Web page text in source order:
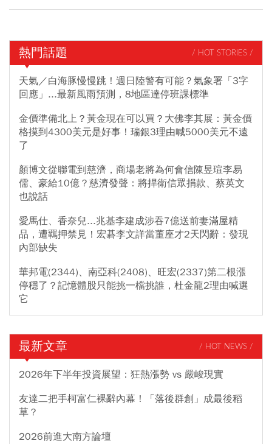
熱門話題 / HOT STORIES /
天氣／白海豚慢慢跳！週日陸警有可能？氣象署「3字
回應」...最新風雨預測，8地區達停班課標準
金價準備北上？黃金現在可以買？大佛李其展：黃金價
格摸到4300美元是好事！瑞銀3理由喊5000美元不遠
了
顏博文從聯電到慈濟，商場老將為何會信陳昱瑄李易
儒、豪給10億？慈濟發聲：將捍衛信眾捐款、蔡英文
也說話
愛馬仕、香奈兒...兆基李建成涉吞7億送前妻滿屋精
品，遭羈押禁見！宏碁李文詳當董座才2天閃辭：發現
內部缺失
華邦電(2344)、南亞科(2408)、旺宏(2337)第二根漲
停穩了？記憶體股只能挑一檔挑誰，杜金龍2理由喊選
它
最新文章 / HOT NEWS /
2026年下半年投資展望：狂熱漲勢 vs 嚴峻現實
友達二把手柯富仁裸辭內幕！「落後群創」成最後稻
草？
2026前進大南方論壇